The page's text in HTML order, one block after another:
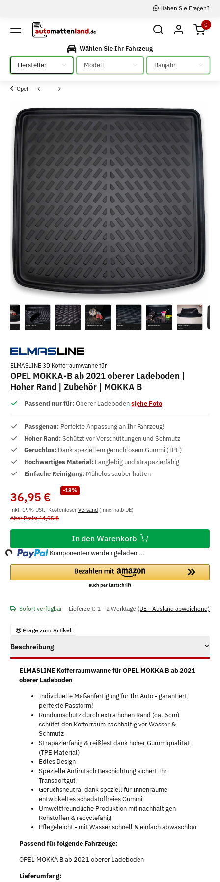
Haben Sie Fragen?
0
Wählen Sie Ihr Fahrzeug
Bitte auswählen
Bitte auswählen Bitte auswählen
Opel
ELMASLINE 3D Kofferraumwanne für
OPEL MOKKA-B ab 2021 oberer Ladeboden |
Hoher Rand | Zubehör | MOKKA B
Passend nur für:Oberer Ladebodensiehe Foto
Passgenau: Perfekte Anpassung an Ihr Fahrzeug!
Hoher Rand:Schützt vor Verschüttungen und Schmutz
Geruchlos: Dank speziellem geruchlosem Gummi (TPE)
Hochwertiges Material: Langlebig und strapazierfähig
Einfache Reinigung: Mühelos sauber halten
-18%
36,95 €
inkl. 19% USt., Kostenloser Versand (innerhalb DE)
Alter Preis: 44,95 €
In den Warenkorb
Loading... Komponenten werden geladen ...
Sofort verfügbar Lieferzeit: 1 - 2 Werktage (DE - Ausland abweichend)
Frage zum Artikel
Beschreibung
ELMASLINE Kofferraumwanne für OPEL MOKKA B ab 2021
oberer Ladeboden
Individuelle Maßanfertigung für Ihr Auto - garantiert
perfekte Passform!
Rundumschutz durch extra hohen Rand (ca. 5cm)
schützt den Kofferraum nachhaltig vor Wasser &
Schmutz
Strapazierfähig & reißfest dank hoher Gummiqualität
(TPE Material)
Edles Design
Spezielle Antirutsch Beschichtung sichert Ihr
Transportgut
Geruchsneutral dank speziell für Innenräume
entwickeltes schadstoffreies Gummi
Umweltfreundliche Produktion mit nachhaltigen
Rohstoffen & recyclefähig
Pflegeleicht - mit Wasser schnell & einfach abwaschbar
Passend für folgende Fahrzeuge:
OPEL MOKKA B ab 2021 oberer Ladeboden
Lieferumfang: